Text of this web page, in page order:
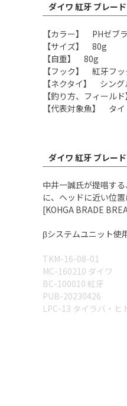
ダイワ 紅牙 ブレー
【カラー】 PHゼブ
【サイズ】 80g
【自重】 80g
【フック】 紅牙フ
【ネクタイ】 シング
【釣り方、フィール
【代表対象魚】 タイ
ダイワ 紅牙 ブレー
中井一誠氏が提唱す
に、ヘッドに近い位
[KOHGA BRADE
βシステムユニット使
TKM-16-08-01
MC-160210 ダイワ
BC-100010 紅牙
PUB-20230426
LPC-13 タイラバ・ヒ